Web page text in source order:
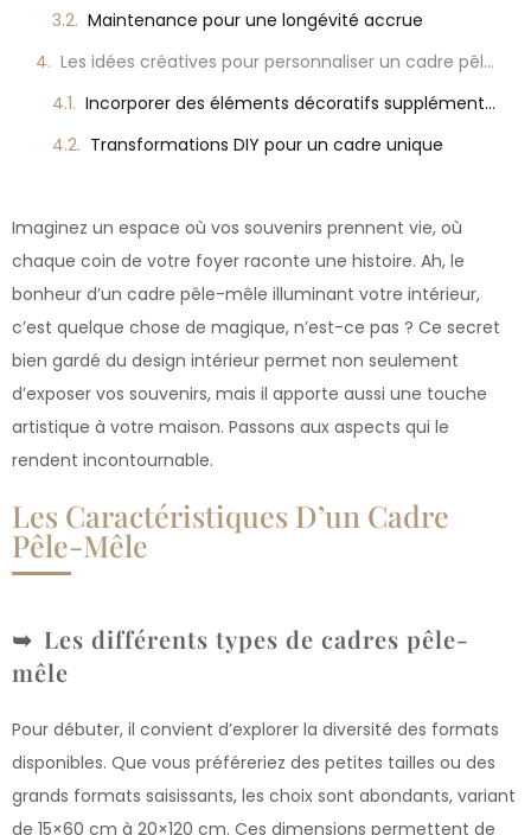
Maintenance pour une longévité accrue
Les idées créatives pour personnaliser un cadre pêle-mêle
Incorporer des éléments décoratifs supplémentaires
Transformations DIY pour un cadre unique
Imaginez un espace où vos souvenirs prennent vie, où
chaque coin de votre foyer raconte une histoire. Ah, le
bonheur d’un cadre pêle-mêle illuminant votre intérieur,
c’est quelque chose de magique, n’est-ce pas ? Ce secret
bien gardé du design intérieur permet non seulement
d’exposer vos souvenirs, mais il apporte aussi une touche
artistique à votre maison. Passons aux aspects qui le
rendent incontournable.
Les Caractéristiques D’un Cadre
Pêle-Mêle
Les différents types de cadres pêle-
mêle
Pour débuter, il convient d’explorer la diversité des formats
disponibles. Que vous préféreriez des petites tailles ou des
grands formats saisissants, les choix sont abondants, variant
de 15×60 cm à 20×120 cm. Ces dimensions permettent de